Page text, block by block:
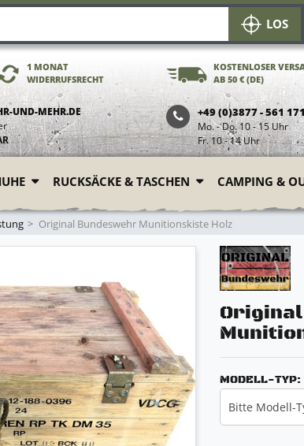
LOS
1 MONAT
WIDERRUFSRECHT
KOSTENLOSER
AB 50 € (DE)
UND-MEHR.DE
+49 (0)3877 - 561 171
Mo. - Do. 10 - 15 Uhr
Fr. 10 - 14 Uhr
RUCKSÄCKE & TASCHEN CAMPING &
Original Bundeswehr Munitionskiste Holz
MODELL-TYP:
Bitte Modell-